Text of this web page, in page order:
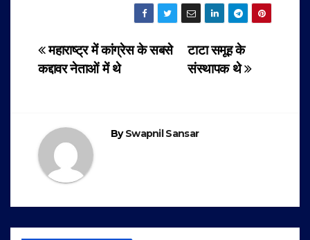
Post
navigation
टाटा समूह के
संस्थापक थे
महाराष्ट्र में कांग्रेस के सबसे
कद्दावर नेताओं में थे
BySwapnil Sansar